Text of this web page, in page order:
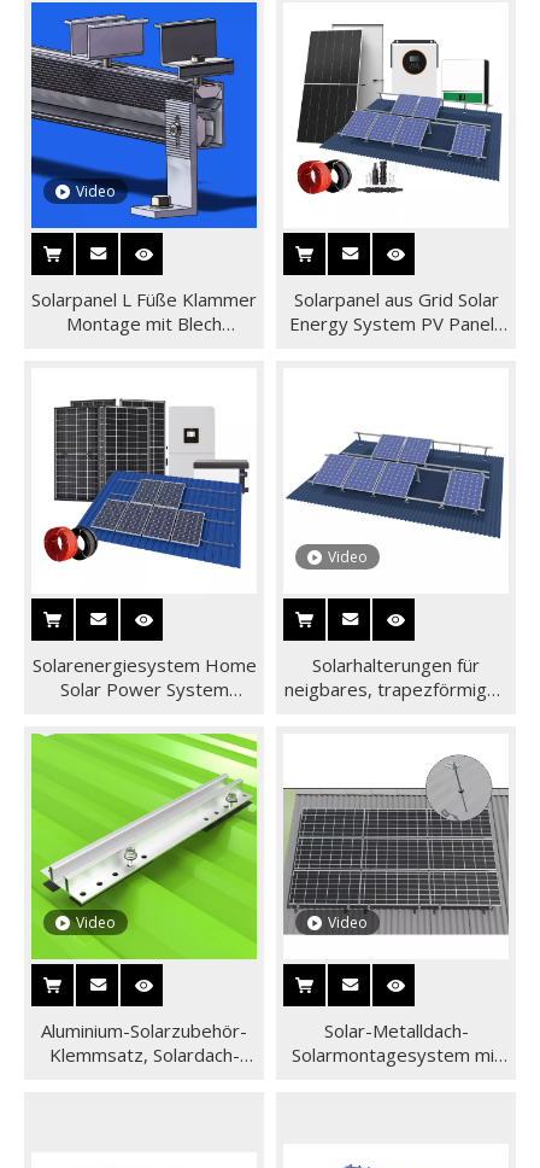
Solar Panel System
System
Video
Solarpanel L Füße Klammer
Montage mit Blech
Solarpanel aus Grid Solar
Energy System PV Panels
Solarenergiesystem Home
Solar Power System
Solarwechselrichter
Video
Solarhalterungen für
neigbares, trapezförmiges
Energiesystem
Video
Aluminium-Solarzubehör-
Klemmsatz, Solardach-
Video
Solar-Metalldach-
Solarmontagesystem mit